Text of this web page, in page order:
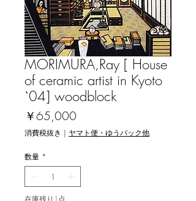
MORIMURA,Ray [ House
of ceramic artist in Kyoto
`04] woodblock
￥65,000
格
消費税抜き | ヤマト便・ゆうパック他
数量 *
在庫残り1点